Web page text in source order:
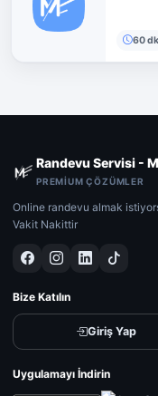
60 dk
Randevu Servisi -
PREMIUM ÇÖZÜMLER
Online randevu almak
Vakit Nakittir
Bize Katılın
Giriş Yap
Uygulamayı İndirin